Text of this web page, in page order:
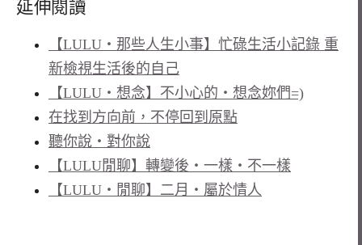
延伸閱讀
【LULU‧那些人生小事】忙碌生活小記錄 重
新檢視生活後的自己
【LULU‧想念】不小心的‧想念妳們=)
在找到方向前，不停回到原點
聽你說‧對你說
【LULU閒聊】轉變後‧一樣‧不一樣
【LULU‧閒聊】二月‧屬於情人